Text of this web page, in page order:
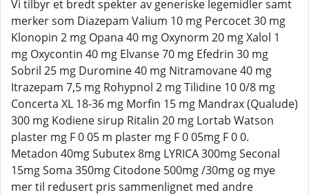
Vi tilbyr et bredt spekter av generiske legemidler samt
merker som Diazepam Valium 10 mg Percocet 30 mg
Klonopin 2 mg Opana 40 mg Oxynorm 20 mg Xalol 1
mg Oxycontin 40 mg Elvanse 70 mg Efedrin 30 mg
Sobril 25 mg Duromine 40 mg Nitramovane 40 mg
Itrazepam 7,5 mg Rohypnol 2 mg Tilidine 10 0/8 mg
Concerta XL 18-36 mg Morfin 15 mg Mandrax (Qualude)
300 mg Kodiene sirup Ritalin 20 mg Lortab Watson
plaster mg F 0 05 m plaster mg F 0 05mg F 0 0.
Metadon 40mg Subutex 8mg LYRICA 300mg Seconal
15mg Soma 350mg Citodone 500mg /30mg og mye
mer til redusert pris sammenlignet med andre